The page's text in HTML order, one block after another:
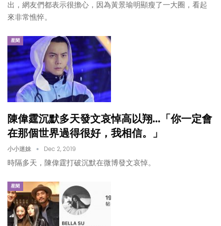
出，網友們都表示很擔心，因為黃景瑜明顯瘦了一大圈，看起
來非常憔悴。
星聞
陳偉霆沉默多天發文哀悼高以翔…「你一定會
在那個世界過得很好，我相信。」
小小迷妹 Dec 2, 2019
時隔多天，陳偉霆打破沉默在微博發文哀悼。
星聞